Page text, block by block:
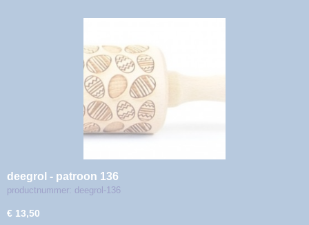
deegrol - patroon 136
productnummer: deegrol-136
€ 13,50